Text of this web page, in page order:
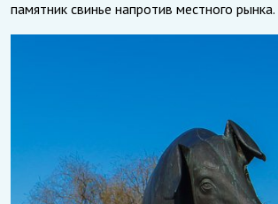
памятник свинье напротив местного рынка.